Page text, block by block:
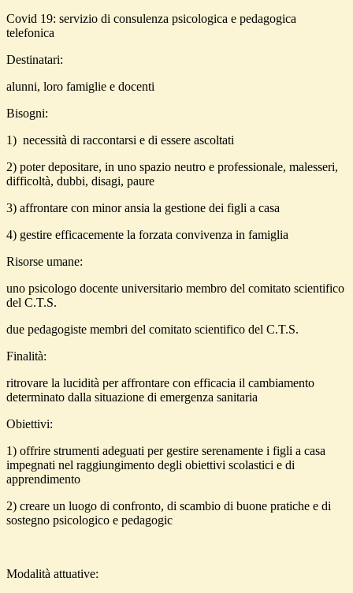
Covid 19: servizio di consulenza psicologica e pedagogica
telefonica
Destinatari:
alunni, loro famiglie e docenti
Bisogni:
1) necessità di raccontarsi e di essere ascoltati
2) poter depositare, in uno spazio neutro e professionale, malesseri,
difficoltà, dubbi, disagi, paure
3) affrontare con minor ansia la gestione dei figli a casa
4) gestire efficacemente la forzata convivenza in famiglia
Risorse umane:
uno psicologo docente universitario membro del comitato scientifico
del C.T.S.
due pedagogiste membri del comitato scientifico del C.T.S.
Finalità:
ritrovare la lucidità per affrontare con efficacia il cambiamento
determinato dalla situazione di emergenza sanitaria
Obiettivi:
1) offrire strumenti adeguati per gestire serenamente i figli a casa
impegnati nel raggiungimento degli obiettivi scolastici e di
apprendimento
2) creare un luogo di confronto, di scambio di buone pratiche e di
sostegno psicologico e pedagogic
Modalità attuative: